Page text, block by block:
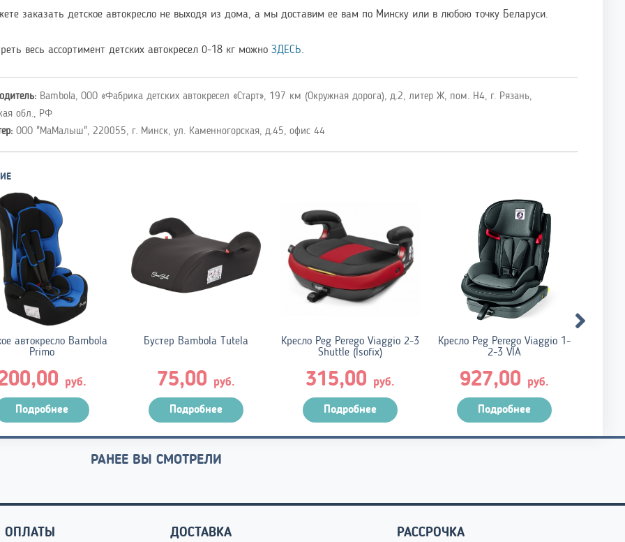
заказать детское автокресло не выходя из дома, а мы доставим ее вам по Минску или в любою точку Беларуси.
весь ассортимент детских автокресел 0-18 кг можно ЗДЕСЬ.
Bambola, ООО «Фабрика детских автокресел «Старт», 197 км (Окружная дорога), д.2, литер Ж, пом. Н4, г. Рязань,
обл., РФ
ООО "МаМалыш", 220055, г. Минск, ул. Каменногорская, д.45, офис 44
автокресло Bambola
Primo
руб.
Подробнее
Бустер Bambola Tutela
75,00 руб.
Подробнее
Кресло Peg Perego Viaggio 2-3
Shuttle (Isofix)
315,00руб.
Подробнее
Кресло Peg Perego Viaggio 1-
2-3 VIA
927,00руб.
Подробнее
РАНЕЕ ВЫ СМОТРЕЛИ
ОПЛАТЫ ДОСТАВКА РАССРОЧКА